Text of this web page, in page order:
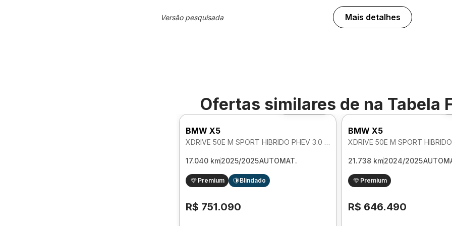
Versão pesquisada Mais detalhes
Ofertas similares de na Tabela
Foto 360º
BMW X5
XDRIVE 50E M SPORT HIBRIDO PHEV 3.0 AUTOMATICO
17.040 km2025/2025AUTOMAT.
Premium Blindado
R$ 751.090
BMW X5
21.738 km2024/2025
Premium
R$ 646.490